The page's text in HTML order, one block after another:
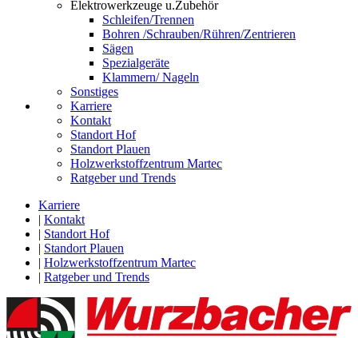
Elektrowerkzeuge u.Zubehör
Schleifen/Trennen
Bohren /Schrauben/Rühren/Zentrieren
Sägen
Spezialgeräte
Klammern/ Nageln
Sonstiges
Karriere
Kontakt
Standort Hof
Standort Plauen
Holzwerkstoffzentrum Martec
Ratgeber und Trends
Karriere
| Kontakt
| Standort Hof
| Standort Plauen
| Holzwerkstoffzentrum Martec
| Ratgeber und Trends